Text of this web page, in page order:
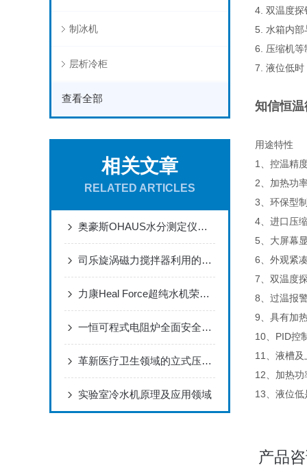
制冰机
层析冷柜
查看全部
相关文章
RELATED ARTICLES
奥豪斯OHAUS水分测定仪MB23使用指南
司乐旋涡磁力搅拌器利用的工作原理
力康Heal Force超纯水机荣获“国产好仪器”称号
一恒可程式电阻炉全面安全性能设计
革新医疗卫生领域的立式压力蒸汽灭菌器
实验室冷水机原理及应用领域
4. 双温度探
5. 水箱内部
6. 压缩机等
7. 液位低时
知信恒
用途特性
1、控温精
2、加热功
3、环保型制
4、进口压
5、大屏幕
6、外观紧
7、双温度
8、过温报
9、具有加
10、PID控
11、液槽及
12、加热功
13、液位低
产品